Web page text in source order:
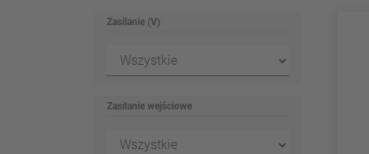
Zasilanie (V)
Zasilanie wejściowe